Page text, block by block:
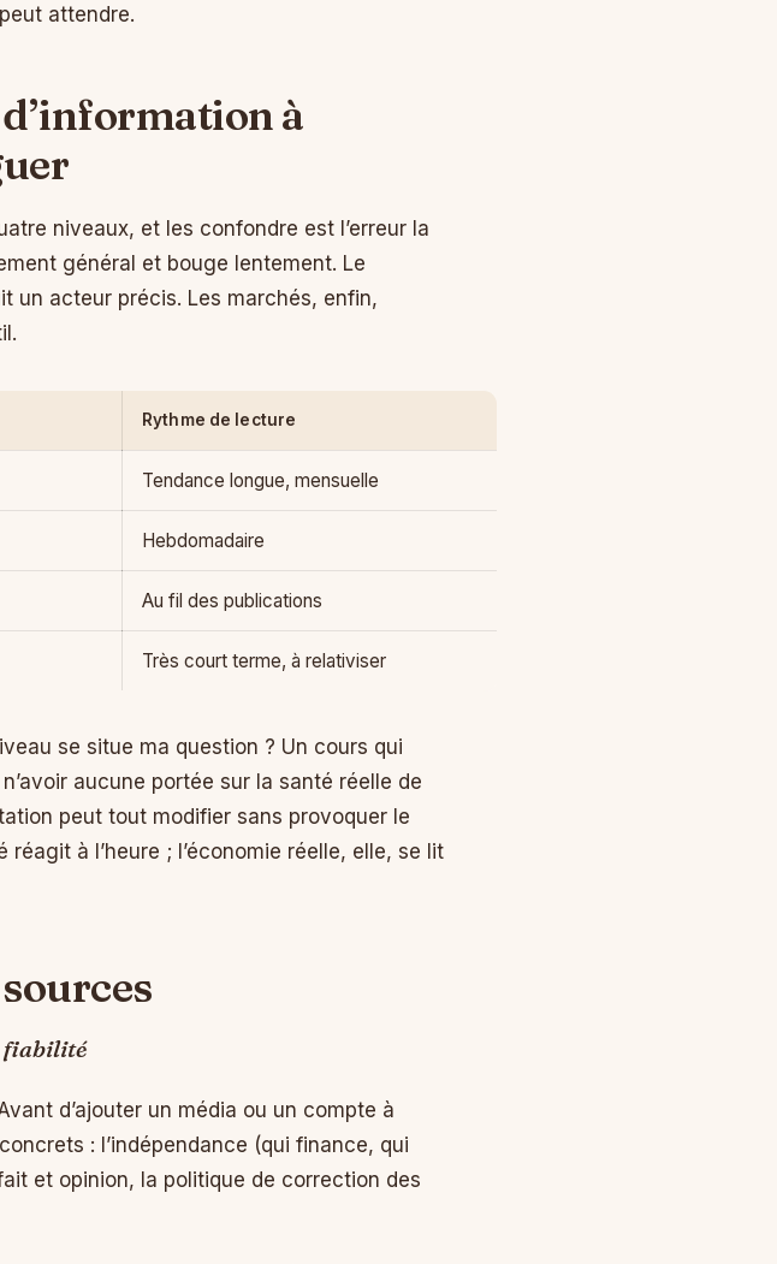
attendre.
à
niveaux, et les confondre est l’erreur la
général et bouge lentement. Le
un acteur précis. Les marchés, enfin,
Rythme de lecture
Tendance longue, mensuelle
Hebdomadaire
Au fil des publications
Très court terme, à relativiser
se situe ma question ? Un cours qui
aucune portée sur la santé réelle de
peut tout modifier sans provoquer le
à l’heure ; l’économie réelle, elle, se lit
fiabilité
d’ajouter un média ou un compte à
: l’indépendance (qui finance, qui
et opinion, la politique de correction des